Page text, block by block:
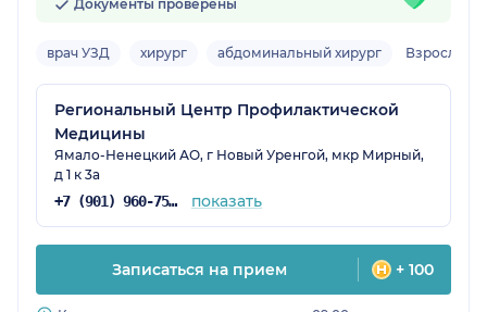
Документы проверены
врач УЗД хирург абдоминальный хирург Взрослый
Региональный Центр Профилактической
Медицины
Ямало-Ненецкий АО, г Новый Уренгой, мкр Мирный,
д 1 к 3а
+7 (901) 960-75-43 показать
Записаться на прием + 100